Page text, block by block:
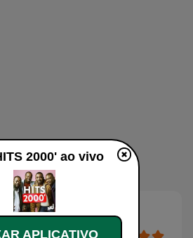
2000' ao vivo
APLICATIVO